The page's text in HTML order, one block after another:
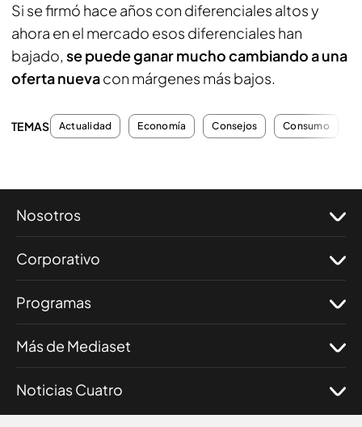
Si se firmó hace años con diferenciales altos y
ahora en el mercado esos diferenciales han
bajado, se puede ganar mucho cambiando a una
oferta nuevacon márgenes más bajos.
TEMAS Actualidad Economía Consejos Consumo
Nosotros
Corporativo
Programas
Más de Mediaset
Noticias Cuatro